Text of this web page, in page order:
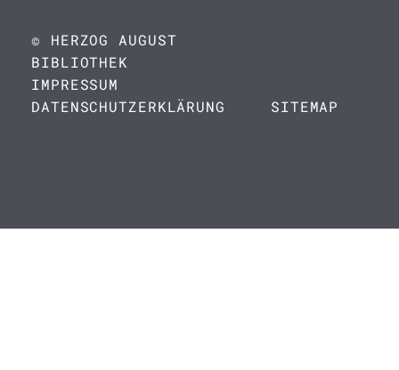
© HERZOG AUGUST
BIBLIOTHEK
IMPRESSUM
DATENSCHUTZERKLÄRUNG
SITEMAP